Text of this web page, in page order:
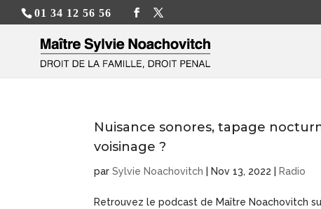
01 34 12 56 56
Nuisance sonores, tapage
voisinage ?
parSylvie Noachovitch Nov 13, 2022 Radio
Retrouvez le podcast de Maître Noachovitch